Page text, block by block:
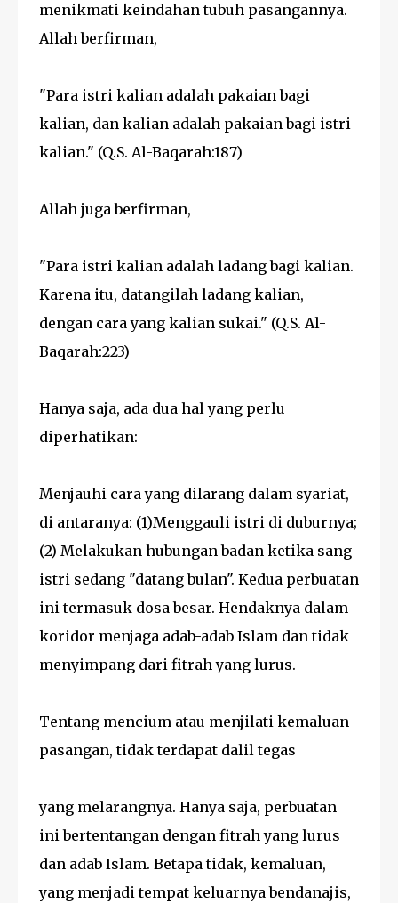
menikmati keindahan tubuh pasangannya.
Allah berfirman,
"Para istri kalian adalah pakaian bagi
kalian, dan kalian adalah pakaian bagi istri
kalian." (Q.S. Al-Baqarah:187)
Allah juga berfirman,
"Para istri kalian adalah ladang bagi kalian.
Karena itu, datangilah ladang kalian,
dengan cara yang kalian sukai." (Q.S. Al-
Baqarah:223)
Hanya saja, ada dua hal yang perlu
diperhatikan:
Menjauhi cara yang dilarang dalam syariat,
di antaranya: (1)Menggauli istri di duburnya;
(2) Melakukan hubungan badan ketika sang
istri sedang "datang bulan". Kedua perbuatan
ini termasuk dosa besar. Hendaknya dalam
koridor menjaga adab-adab Islam dan tidak
menyimpang dari fitrah yang lurus.
Tentang mencium atau menjilati kemaluan
pasangan, tidak terdapat dalil tegas
yang melarangnya. Hanya saja, perbuatan
ini bertentangan dengan fitrah yang lurus
dan adab Islam. Betapa tidak, kemaluan,
yang menjadi tempat keluarnya bendanajis,